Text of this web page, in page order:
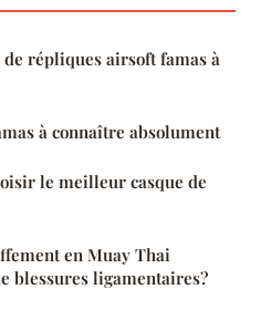
répliques airsoft famas à
à connaître absolument
le meilleur casque de
en Muay Thai
blessures ligamentaires?